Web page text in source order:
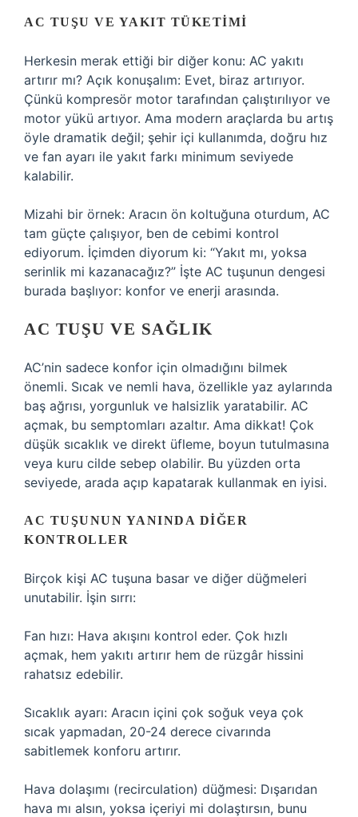
AC TUŞU VE YAKIT TÜKETIMI
Herkesin merak ettiği bir diğer konu: AC yakıtı
artırır mı? Açık konuşalım: Evet, biraz artırıyor.
Çünkü kompresör motor tarafından çalıştırılıyor ve
motor yükü artıyor. Ama modern araçlarda bu artış
öyle dramatik değil; şehir içi kullanımda, doğru hız
ve fan ayarı ile yakıt farkı minimum seviyede
kalabilir.
Mizahi bir örnek: Aracın ön koltuğuna oturdum, AC
tam güçte çalışıyor, ben de cebimi kontrol
ediyorum. İçimden diyorum ki: “Yakıt mı, yoksa
serinlik mi kazanacağız?” İşte AC tuşunun dengesi
burada başlıyor: konfor ve enerji arasında.
AC TUŞU VE SAĞLIK
AC’nin sadece konfor için olmadığını bilmek
önemli. Sıcak ve nemli hava, özellikle yaz aylarında
baş ağrısı, yorgunluk ve halsizlik yaratabilir. AC
açmak, bu semptomları azaltır. Ama dikkat! Çok
düşük sıcaklık ve direkt üfleme, boyun tutulmasına
veya kuru cilde sebep olabilir. Bu yüzden orta
seviyede, arada açıp kapatarak kullanmak en iyisi.
AC TUŞUNUN YANINDA DIĞER
KONTROLLER
Birçok kişi AC tuşuna basar ve diğer düğmeleri
unutabilir. İşin sırrı:
Fan hızı: Hava akışını kontrol eder. Çok hızlı
açmak, hem yakıtı artırır hem de rüzgâr hissini
rahatsız edebilir.
Sıcaklık ayarı: Aracın içini çok soğuk veya çok
sıcak yapmadan, 20-24 derece civarında
sabitlemek konforu artırır.
Hava dolaşımı (recirculation) düğmesi: Dışarıdan
hava mı alsın, yoksa içeriyi mi dolaştırsın, bunu